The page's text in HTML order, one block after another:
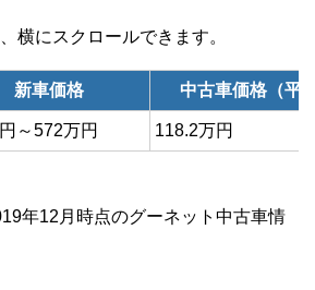
新車価格 中古車価格（平
～572万円 118.2万円
年12月時点のグーネット中古車情